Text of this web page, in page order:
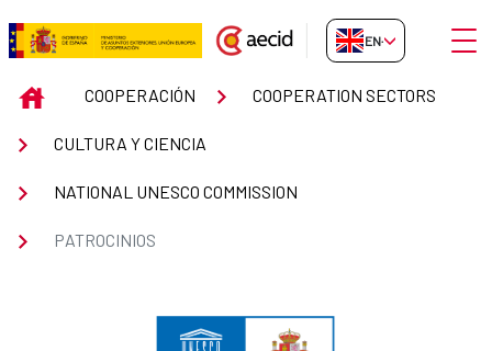
Skip to Main Content
Patrocinios
EN-GB
INICIOCOOPERACIÓN COOPERATION SECTORS
CULTURA Y CIENCIA
NATIONAL UNESCO COMMISSION
PATROCINIOS